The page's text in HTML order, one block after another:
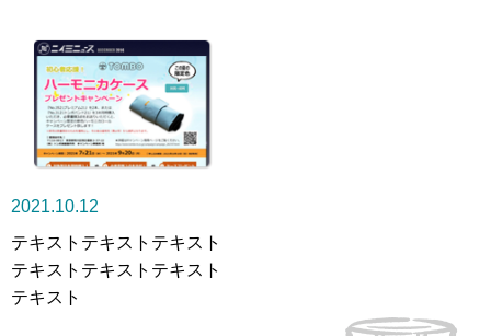
2021.10.12
テキストテキストテキスト
テキストテキストテキスト
テキスト